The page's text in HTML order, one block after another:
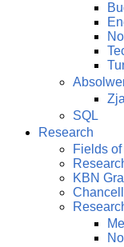
SQL
Research
Fields
KBN